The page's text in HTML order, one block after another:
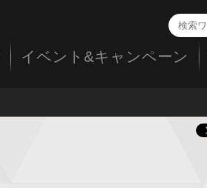
イベント&キャンペーン